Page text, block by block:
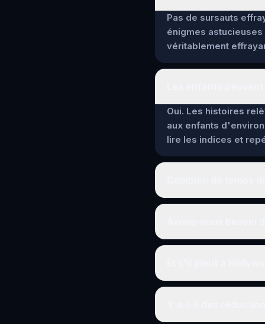
Pas de sursauts
énigmes
véritablement
Oui. Les histoires
aux enfants
lire les indices et